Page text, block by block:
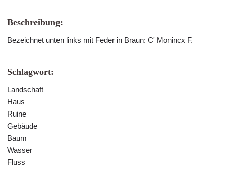
Beschreibung:
Bezeichnet unten links mit Feder in Braun: C' Monincx F.
Schlagwort:
Landschaft
Haus
Ruine
Gebäude
Baum
Wasser
Fluss